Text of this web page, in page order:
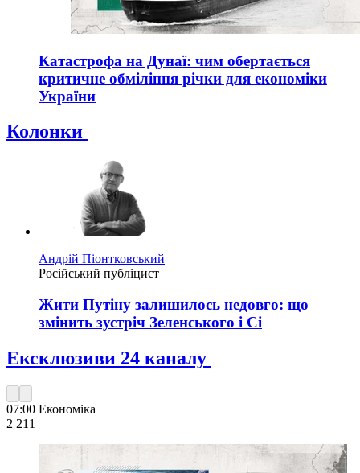
Катастрофа на Дунаї: чим обертається
критичне обміління річки для економіки
України
Колонки
Андрій Піонтковський
Російський публіцист
Жити Путіну залишилось недовго: що
змінить зустріч Зеленського і Сі
Ексклюзиви 24 каналу
07:00 Економіка
2 211